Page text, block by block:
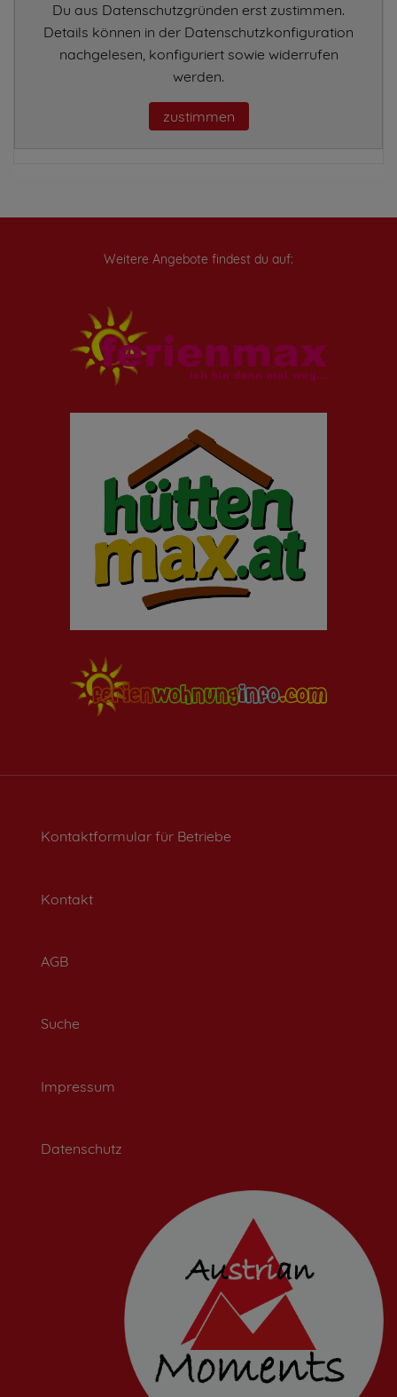
Du aus Datenschutzgründen erst zustimmen.
Details können in der Datenschutzkonfiguration
nachgelesen, konfiguriert sowie widerrufen
werden.
zustimmen
Weitere Angebote findest du auf:
Kontaktformular für Betriebe
Kontakt
AGB
Suche
Impressum
Datenschutz